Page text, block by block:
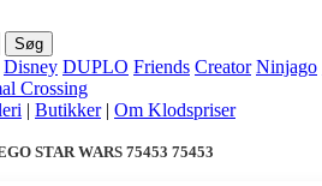
Søg
Disney DUPLO Friends Creator Ninjago
Crossing
| Butikker | Om Klodspriser
STAR WARS 75453 75453